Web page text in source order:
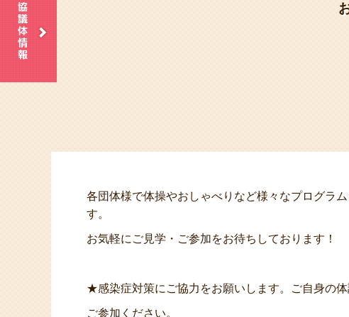
各団体様で体操やおしゃべりなど様々なプログラ
す。
お気軽にご見学・ご参加をお待ちしております！
★感染症対策にご協力をお願いします。ご自身の体
ご参加ください。